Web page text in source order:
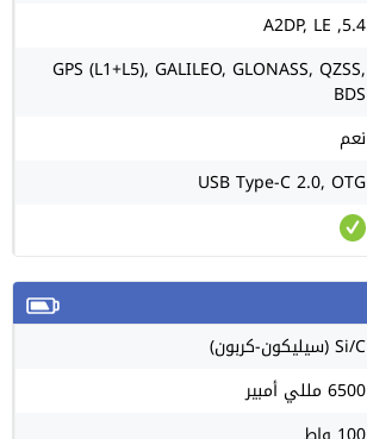
5.4, A2DP, LE
GPS (L1+L5), GALILEO, GLONASS, QZSS,
BDS
نعم
USB Type-C 2.0, OTG
Si/C (سيليكون-كربون)
6500 مللي أمبير